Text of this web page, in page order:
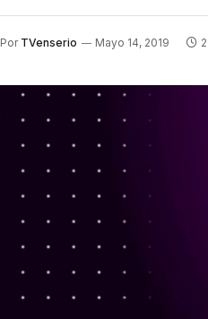
Por TVenserio Mayo 14, 2019